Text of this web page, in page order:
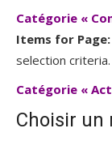
Catégorie «
Items for Page:
selection criteria.
Catégorie «
Choisir un